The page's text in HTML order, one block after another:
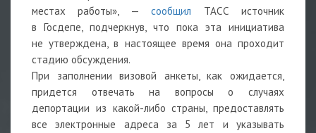
местах работы», —сообщил ТАСС источник
в Госдепе, подчеркнув, что пока эта инициатива
не утверждена, в настоящее время она проходит
стадию обсуждения.
При заполнении визовой анкеты, как ожидается,
придется отвечать на вопросы о случаях
депортации из какой-либо страны, предоставлять
все электронные адреса за 5 лет и указывать